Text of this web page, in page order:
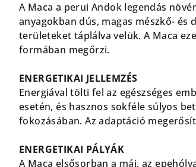
A Maca a perui Andok legendás
anyagokban dús, magas mészkő- és
területeket táplálva velük. A Maca
formában megőrzi.
ENERGETIKAI JELLEMZÉS
Energiával tölti fel az egészséges
esetén, és hasznos sokféle súlyos
fokozásában. Az adaptáció
ENERGETIKAI PÁLYÁK
A Maca elsősorban a máj, az